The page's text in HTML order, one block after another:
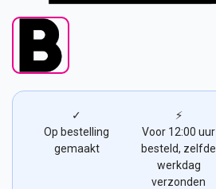
✓
Op bestelling
gemaakt
⚡
Voor 12:00 uur
besteld, zelfde
werkdag
verzonden